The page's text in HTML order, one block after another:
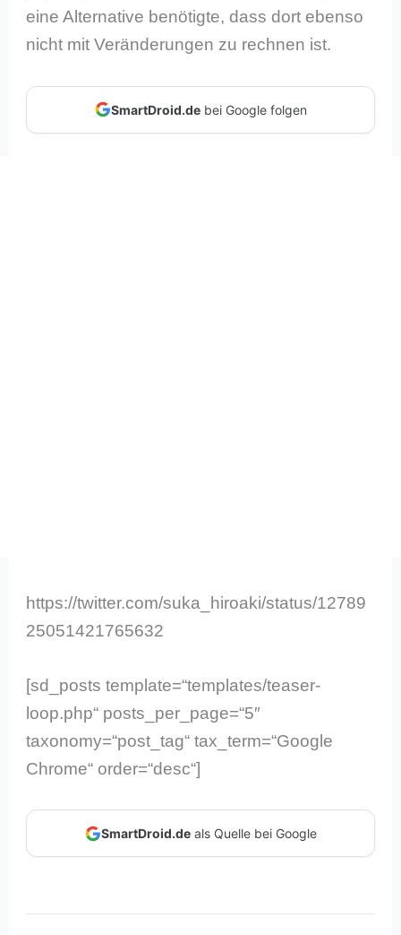
eine Alternative benötigte, dass dort ebenso
nicht mit Veränderungen zu rechnen ist.
SmartDroid.debei Google folgen
https://twitter.com/suka_hiroaki/status/12789
25051421765632
[sd_posts template=“templates/teaser-
loop.php“ posts_per_page=“5″
taxonomy=“post_tag“ tax_term=“Google
Chrome“ order=“desc“]
SmartDroid.deals Quelle bei Google